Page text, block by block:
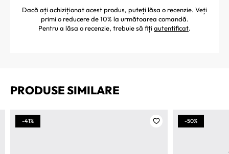
Dacă ați achiziționat acest produs, puteți lăsa o recenzie. Veți
primi o reducere de 10% la următoarea comandă.
Pentru a lăsa o recenzie, trebuie să fiți autentificat.
PRODUSE SIMILARE
-41% -50%